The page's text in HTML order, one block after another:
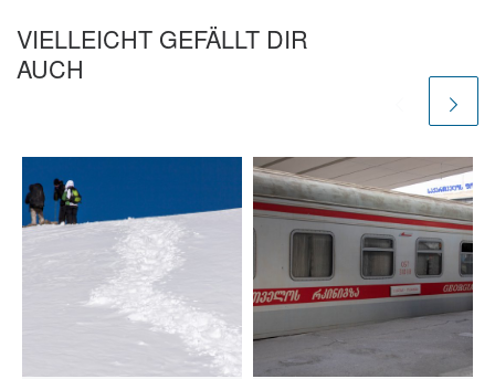
VIELLEICHT GEFÄLLT DIR
AUCH